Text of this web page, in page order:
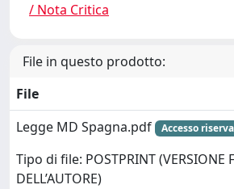
/ Nota Critica
File in questo prodotto:
File
Legge MD Spagna.pdf
Accesso
Tipo di file: POSTPRINT (VERSIONE
DELL’AUTORE)